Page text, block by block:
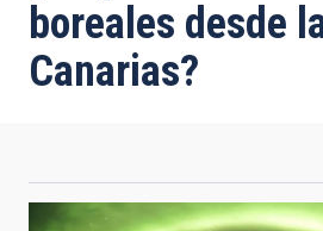
ayuda
a
boreales desde
Canarias?